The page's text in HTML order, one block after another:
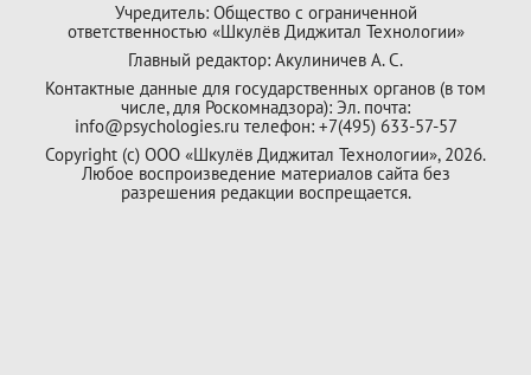
Учредитель: Общество с ограниченной
ответственностью «Шкулёв Диджитал Технологии»
Главный редактор: Акулиничев А. С.
Контактные данные для государственных органов (в том
числе, для Роскомнадзора): Эл. почта:
info@psychologies.ru телефон: +7(495) 633-57-57
Copyright (с) ООО «Шкулёв Диджитал Технологии», 2026.
Любое воспроизведение материалов сайта без
разрешения редакции воспрещается.